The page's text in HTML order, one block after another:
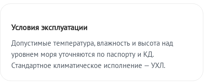
Условия эксплуатации
Допустимые температура, влажность и высота над
уровнем моря уточняются по паспорту и КД.
Стандартное климатическое исполнение — УХЛ.